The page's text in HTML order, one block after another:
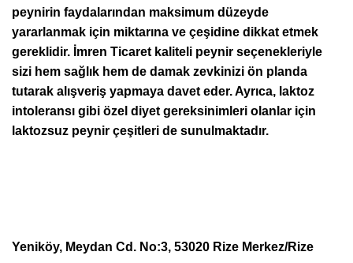
peynirin faydalarından maksimum düzeyde
yararlanmak için miktarına ve çeşidine dikkat etmek
gereklidir. İmren Ticaret kaliteli peynir seçenekleriyle
sizi hem sağlık hem de damak zevkinizi ön planda
tutarak alışveriş yapmaya davet eder. Ayrıca, laktoz
intoleransı gibi özel diyet gereksinimleri olanlar için
laktozsuz peynir çeşitleri de sunulmaktadır.
Yeniköy, Meydan Cd. No:3, 53020 Rize Merkez/Rize